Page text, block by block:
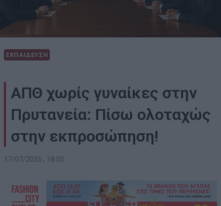
ΕΚΠΑΙΔΕΥΣΗ
ΑΠΘ χωρίς γυναίκες στην
Πρυτανεία: Πίσω ολοταχώς
στην εκπροσώπηση!
17/07/2025 , 18:05